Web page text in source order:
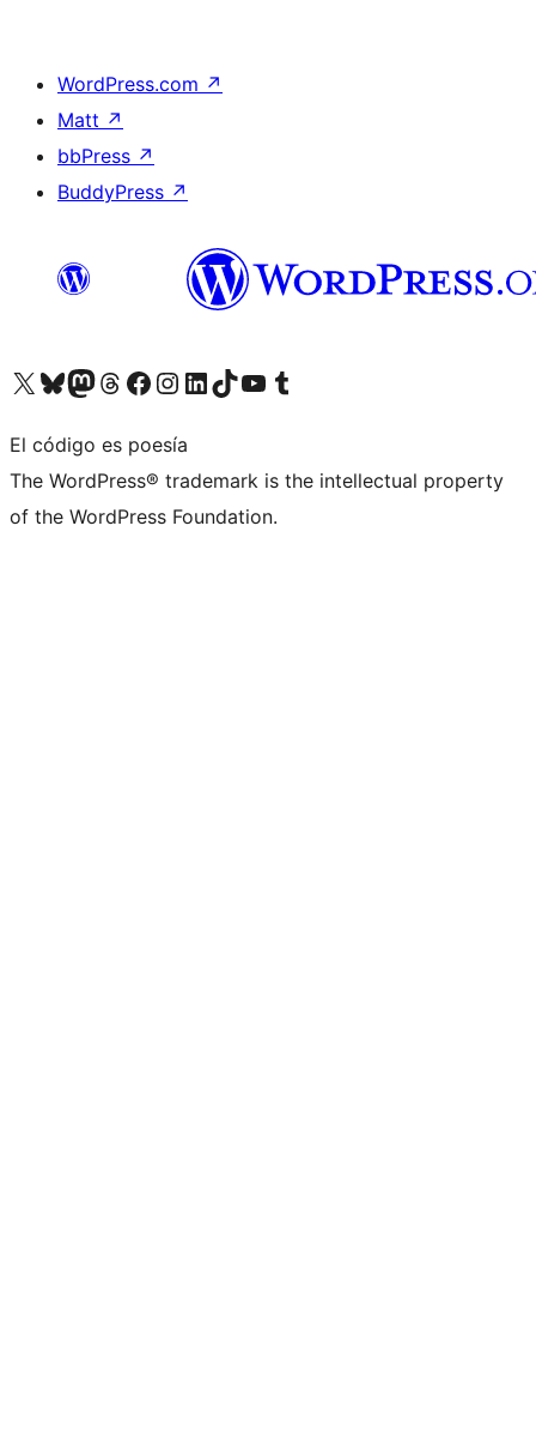
WordPress.com ↗
Matt ↗
bbPress ↗
BuddyPress ↗
Visita nuestra cuenta de X (anteriormente Twitter)
Visita nuestra cuenta de Bluesky
Visita nuestra cuenta de Mastodon
Visita nuestra cuenta de Threads
Visita nuestra página de Facebook
Visita nuestra cuenta de Instagram
Visita nuestra cuenta de LinkedIn
Visita nuestra cuenta de TikTok
Visita nuestro canal de YouTube
Visita nuestra cuenta de Tumblr
El código es poesía
The WordPress® trademark is the intellectual property
of the WordPress Foundation.